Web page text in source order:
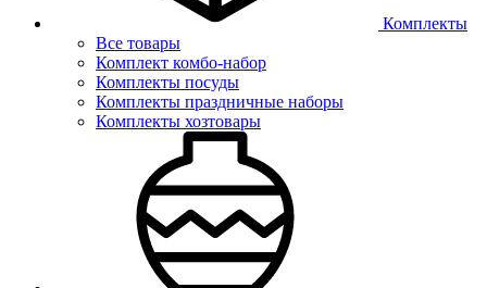
Комплекты
Все товары
Комплект комбо-набор
Комплекты посуды
Комплекты праздничные наборы
Комплекты хозтовары